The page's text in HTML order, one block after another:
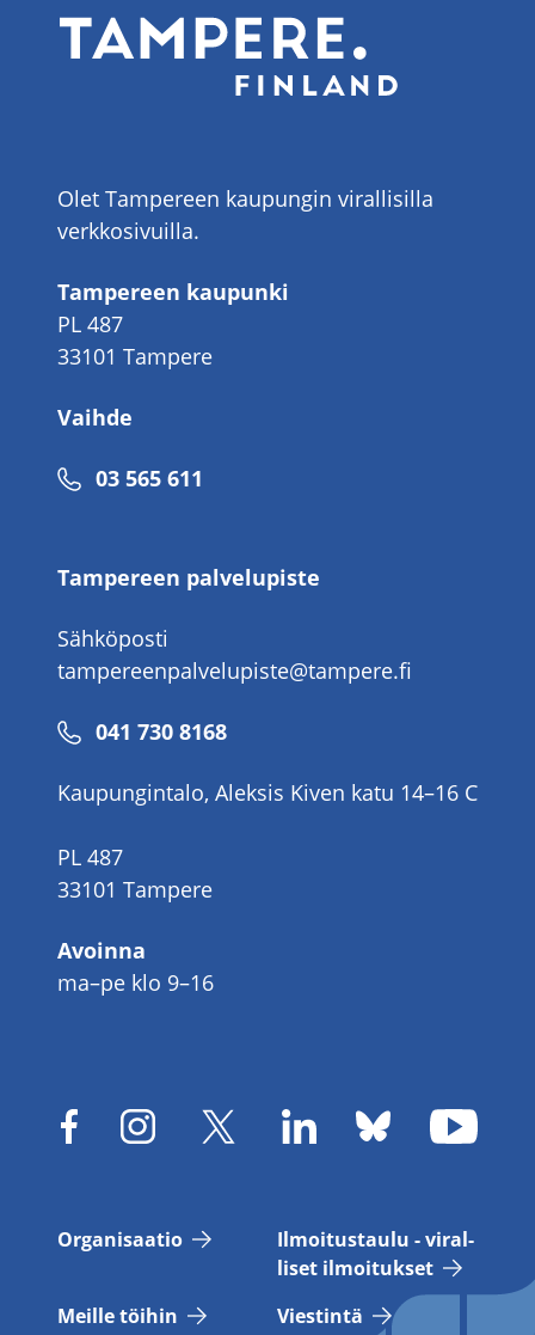
Olet Tampereen kaupungin virallisilla
verkkosivuilla.
Tampereen kaupunki
PL 487
33101 Tampere
Vaihde
Puhelinnumero
03 565 611
Tampereen palvelupiste
Sähköposti
tampereenpalvelupiste@tampere.fi
Puhelinnumero
041 730 8168
Kaupungintalo, Aleksis Kiven katu 14–16 C
PL 487
33101 Tampere
Avoinna
ma–pe klo 9–16
Or­ga­ni­saa­tio
Il­moi­tus­tau­lu - vi­ral­
li­set il­moi­tuk­set
Meil­le töi­hin
Vies­tin­tä